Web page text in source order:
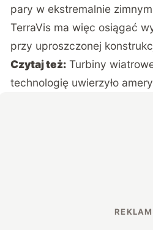
pary w ekstremalnie
TerraVis ma więc osiągać
przy uproszczonej
Czytaj też: Turbiny
technologię uwierzyło